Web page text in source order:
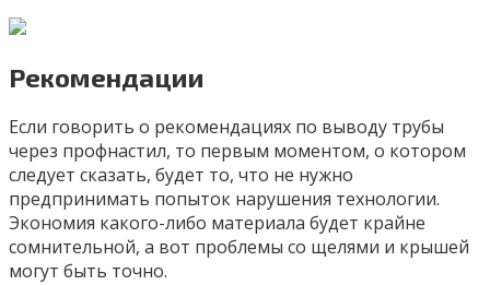
Рекомендации
Если говорить о рекомендациях по выводу трубы
через профнастил, то первым моментом, о котором
следует сказать, будет то, что не нужно
предпринимать попыток нарушения технологии.
Экономия какого-либо материала будет крайне
сомнительной, а вот проблемы со щелями и крышей
могут быть точно.